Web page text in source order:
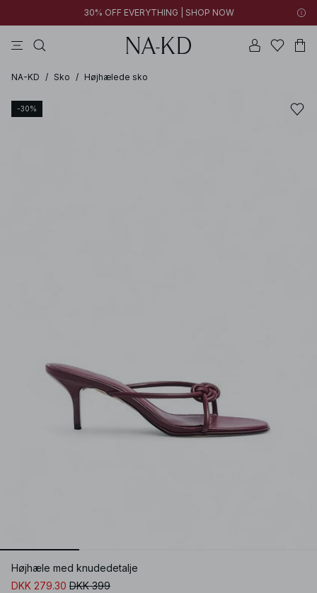
30% OFF EVERYTHING | SHOP NOW
NA-KD / Sko / Højhælede sko
-30%
Højhæle med knudedetalje
DKK 279.30 DKK 399